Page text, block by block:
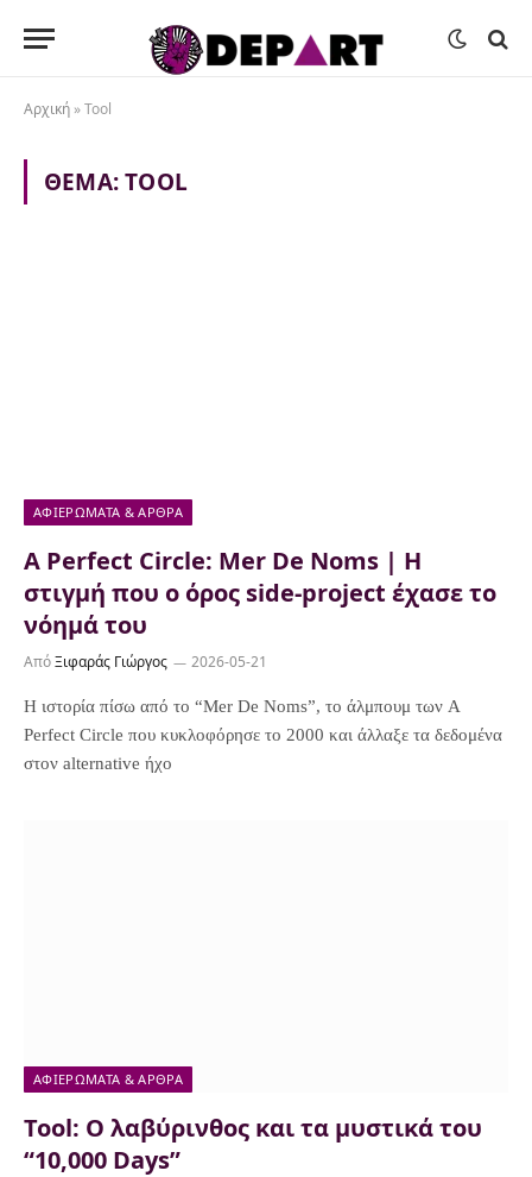
Αρχική »Tool
ΘΈΜΑ:TOOL
ΑΦΙΕΡΏΜΑΤΑ & ΆΡΘΡΑ
A Perfect Circle: Mer De Noms | Η
στιγμή που ο όρος side-project έχασε το
νόημά του
ΑπόΞιφαράς Γιώργος 2026-05-21
Η ιστορία πίσω από το “Mer De Noms”, το άλμπουμ των A
Perfect Circle που κυκλοφόρησε το 2000 και άλλαξε τα δεδομένα
στον alternative ήχο
ΑΦΙΕΡΏΜΑΤΑ & ΆΡΘΡΑ
Tool: Ο λαβύρινθος και τα μυστικά του
“10,000 Days”